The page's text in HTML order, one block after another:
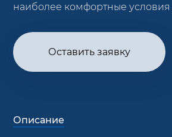
наиболее комфортные условия
Оставить заявку
Описание